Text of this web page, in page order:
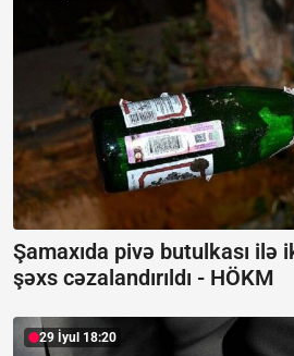
Şamaxıda pivə butulkası ilə
şəxs cəzalandırıldı - HÖKM
29 İyul 18:20